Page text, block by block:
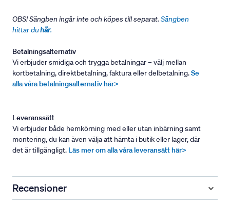
OBS! Sängben ingår inte och köpes till separat. Sängben
hittar duhär.
Betalningsalternativ
Vi erbjuder smidiga och trygga betalningar – välj mellan
kortbetalning, direktbetalning, faktura eller delbetalning.Se
alla våra betalningsalternativ här>
Leveranssätt
Vi erbjuder både hemkörning med eller utan inbärning samt
montering, du kan även välja att hämta i butik eller lager, där
det är tillgängligt. Läs mer om alla våra leveransätt här>
Recensioner